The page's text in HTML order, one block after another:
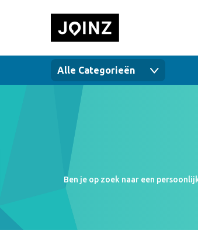
Alle Categorieën
Ben je op zoek naar een
bedrukte champagne- of
zakenpartners altijd blij